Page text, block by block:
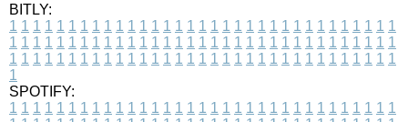
BITLY:
1 1 1 1 1 1 1 1 1 1 1 1 1 1 1 1 1 1 1 1 1 1 1 1 1 1 1 1 1 1 1 1 1
1 1 1 1 1 1 1 1 1 1 1 1 1 1 1 1 1 1 1 1 1 1 1 1 1 1 1 1 1 1 1 1 1
1 1 1 1 1 1 1 1 1 1 1 1 1 1 1 1 1 1 1 1 1 1 1 1 1 1 1 1 1 1 1 1 1
1
SPOTIFY:
1 1 1 1 1 1 1 1 1 1 1 1 1 1 1 1 1 1 1 1 1 1 1 1 1 1 1 1 1 1 1 1 1